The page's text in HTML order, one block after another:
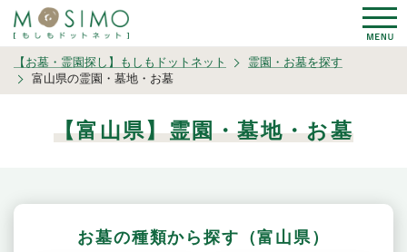
【お墓・霊園探し】もしもドットネット
霊園・お墓を探す
富山県の霊園・墓地・お墓
【富山県】霊園・墓地・お墓
お墓の種類から探す（富山県）